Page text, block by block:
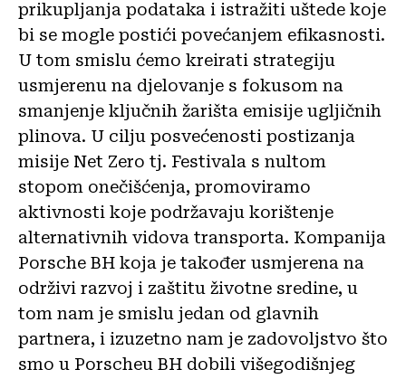
prikupljanja podataka i istražiti uštede koje
bi se mogle postići povećanjem efikasnosti.
U tom smislu ćemo kreirati strategiju
usmjerenu na djelovanje s fokusom na
smanjenje ključnih žarišta emisije ugljičnih
plinova. U cilju posvećenosti postizanja
misije Net Zero tj. Festivala s nultom
stopom onečišćenja, promoviramo
aktivnosti koje podržavaju korištenje
alternativnih vidova transporta. Kompanija
Porsche BH koja je također usmjerena na
održivi razvoj i zaštitu životne sredine, u
tom nam je smislu jedan od glavnih
partnera, i izuzetno nam je zadovoljstvo što
smo u Porscheu BH dobili višegodišnjeg